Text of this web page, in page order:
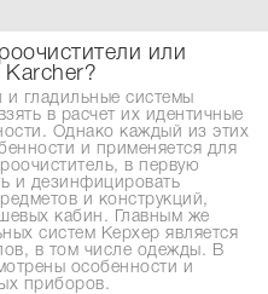
или
Karcher?
и гладильные системы
в расчет их идентичные
Однако каждый из этих
и применяется для
в первую
и дезинфицировать
и конструкций,
кабин. Главным же
систем Керхер является
в том числе одежды. В
особенности и
приборов.